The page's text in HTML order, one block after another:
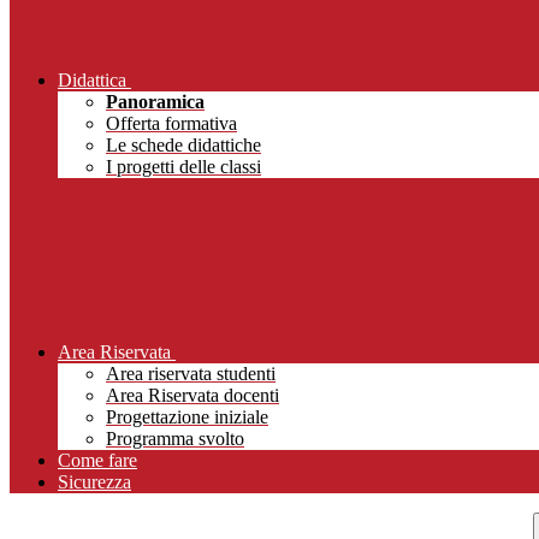
Didattica
Panoramica
Offerta formativa
Le schede didattiche
I progetti delle classi
Area Riservata
Area riservata studenti
Area Riservata docenti
Progettazione iniziale
Programma svolto
Come fare
Sicurezza